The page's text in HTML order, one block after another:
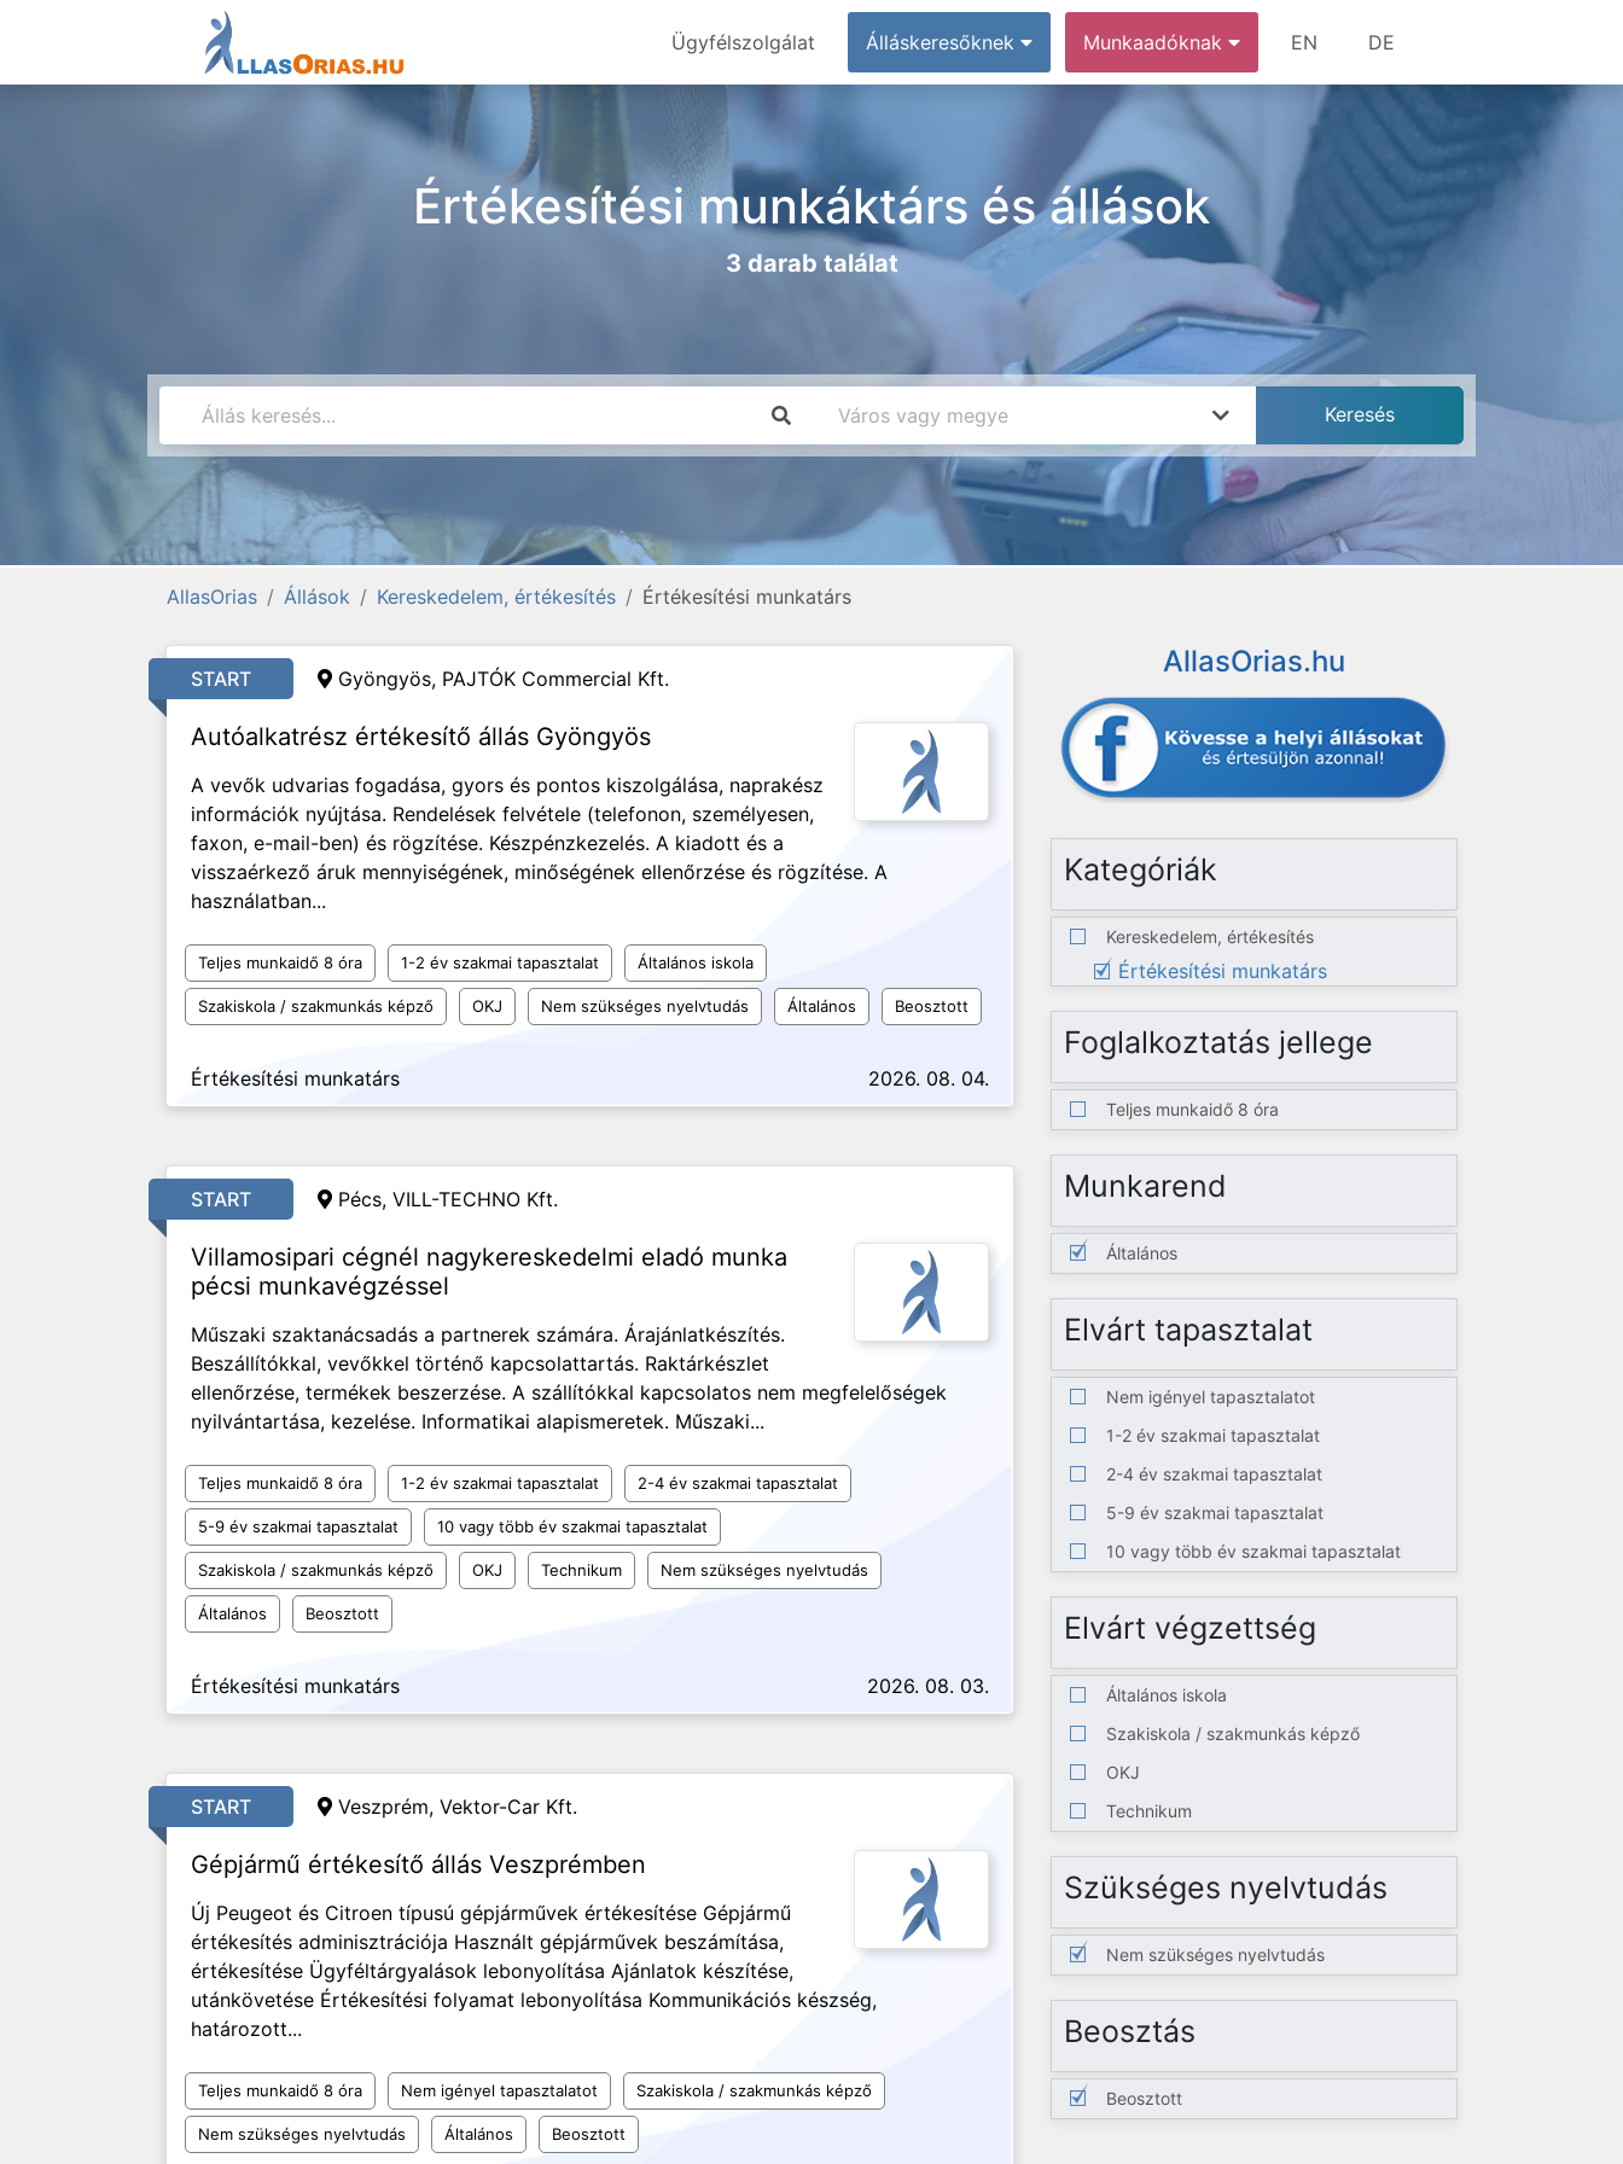
Ügyfélszolgálat Álláskeresőknek Munkaadóknak EN DE
Értékesítési munkáktárs és állások
3 darab találat
AllasOrias Állások Kereskedelem, értékesítés Értékesítési munkatárs
START Gyöngyös, PAJTÓK Commercial Kft.
Autóalkatrész értékesítő állás Gyöngyös
A vevők udvarias fogadása, gyors és pontos kiszolgálása, naprakész
információk nyújtása. Rendelések felvétele (telefonon, személyesen,
faxon, e-mail-ben) és rögzítése. Készpénzkezelés. A kiadott és a
visszaérkező áruk mennyiségének, minőségének ellenőrzése és rögzítése. A
használatban...
Teljes munkaidő 8 óra 1-2 év szakmai tapasztalat Általános iskola
Szakiskola / szakmunkás képző OKJ Nem szükséges nyelvtudás Általános Beosztott
Értékesítési munkatárs 2026. 08. 04.
START Pécs, VILL-TECHNO Kft.
Villamosipari cégnél nagykereskedelmi eladó munka
pécsi munkavégzéssel
Műszaki szaktanácsadás a partnerek számára. Árajánlatkészítés.
Beszállítókkal, vevőkkel történő kapcsolattartás. Raktárkészlet
ellenőrzése, termékek beszerzése. A szállítókkal kapcsolatos nem megfelelőségek
nyilvántartása, kezelése. Informatikai alapismeretek. Műszaki...
Teljes munkaidő 8 óra 1-2 év szakmai tapasztalat 2-4 év szakmai tapasztalat
5-9 év szakmai tapasztalat 10 vagy több év szakmai tapasztalat
Szakiskola / szakmunkás képző OKJ Technikum Nem szükséges nyelvtudás
Általános Beosztott
Értékesítési munkatárs 2026. 08. 03.
START Veszprém, Vektor-Car Kft.
Gépjármű értékesítő állás Veszprémben
Új Peugeot és Citroen típusú gépjárművek értékesítése Gépjármű
értékesítés adminisztrációja Használt gépjárművek beszámítása,
értékesítése Ügyféltárgyalások lebonyolítása Ajánlatok készítése,
utánkövetése Értékesítési folyamat lebonyolítása Kommunikációs készség,
határozott...
Teljes munkaidő 8 óra Nem igényel tapasztalatot Szakiskola / szakmunkás képző
Nem szükséges nyelvtudás Általános Beosztott
AllasOrias.hu
Kategóriák
Kereskedelem, értékesítés
Értékesítési munkatárs
Foglalkoztatás jellege
Teljes munkaidő 8 óra
Munkarend
Általános
Elvárt tapasztalat
Nem igényel tapasztalatot
1-2 év szakmai tapasztalat
2-4 év szakmai tapasztalat
5-9 év szakmai tapasztalat
10 vagy több év szakmai tapasztalat
Elvárt végzettség
Általános iskola
Szakiskola / szakmunkás képző
OKJ
Technikum
Szükséges nyelvtudás
Nem szükséges nyelvtudás
Beosztás
Beosztott